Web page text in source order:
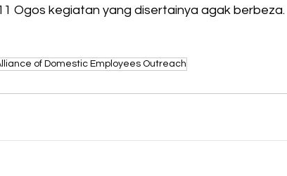
Ogos kegiatan yang disertainya agak berbeza.
of Domestic Employees Outreach